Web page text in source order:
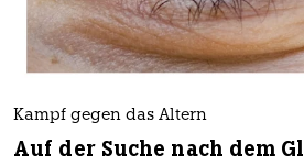
Kampf gegen das Altern
Auf der Suche nach dem